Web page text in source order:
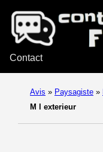
Contact
Avis » Paysagiste »
M l exterieur